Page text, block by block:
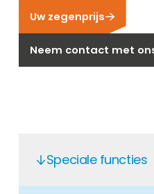
Carrière
Ben je op zoek naar
hernieuwbare
aan het juiste adres!
Uw zegenprijs
Neem contact met
Speciale functies